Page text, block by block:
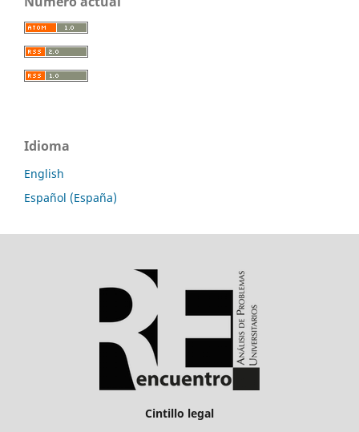
Idioma
English
Español (España)
Cintillo legal